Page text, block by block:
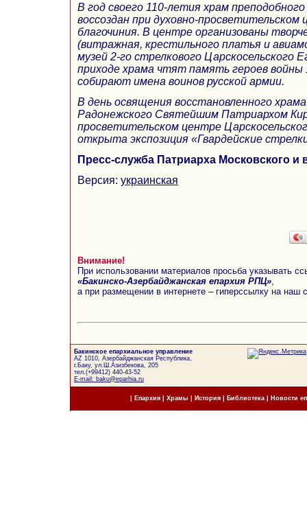
В год своего 110-летия храм
воссоздан при духовно-просветительском
благочиния. В центре организованы
(витражная, крестильного платья и
музей 2-го стрелкового Царскосельского
приходе храма чтят память героев войны
собирают имена воинов русской армии.
В день освящения восстановленного
Радонежского Святейшим Патриархом
просветительском центре
открыта экспозиция «Гвардейские
Пресс-служба Патриарха Московского и
Версия: украинская
Внимание!
При использовании материалов просьба указывать
«Бакинско-Азербайджанская епархия РПЦ»
а при размещении в интернете – гиперссылку на наш
Бакинское епархиальное управление
AZ 1010, Азербайджанская Республика,
г.Баку, ул.Ш.Азизбекова, 205
тел.(+99412) 440-43-52
E-mail: baku@eparhia.ru
Епархия| Храмы История| Библиотека Новости